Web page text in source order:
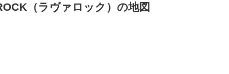
（ラヴァロック）の地図